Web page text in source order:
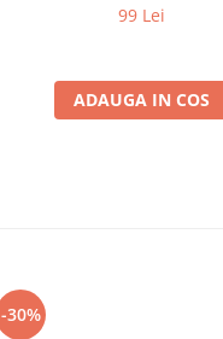
99 Lei
ADAUGA IN COS
-30%